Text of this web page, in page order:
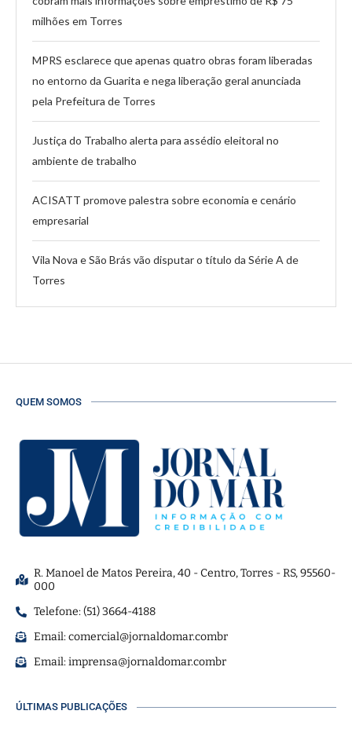
milhões em Torres
MPRS esclarece que apenas quatro obras foram liberadas
no entorno da Guarita e nega liberação geral anunciada
pela Prefeitura de Torres
Justiça do Trabalho alerta para assédio eleitoral no
ambiente de trabalho
ACISATT promove palestra sobre economia e cenário
empresarial
Vila Nova e São Brás vão disputar o título da Série A de
Torres
QUEM SOMOS
R. Manoel de Matos Pereira, 40 - Centro, Torres - RS, 95560-
000
Telefone: (51) 3664-4188
Email:comercial@jornaldomar.combr
Email:imprensa@jornaldomar.combr
ÚLTIMAS PUBLICAÇÕES